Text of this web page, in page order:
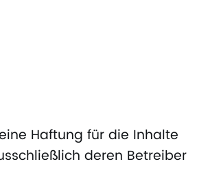
Haftung für die Inhalte
deren Betreiber